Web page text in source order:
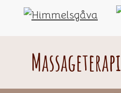
of
heaven
from
Massageterapi